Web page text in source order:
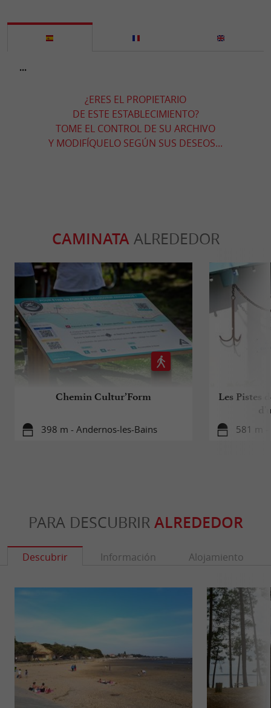
...
¿ERES EL PROPIETARIO
DE ESTE ESTABLECIMIENTO?
TOME EL CONTROL DE SU ARCHIVO
Y MODIFÍQUELO SEGÚN SUS DESEOS...
CAMINATAALREDEDOR
Chemin Cultur’Form
398 m - Andernos-les-Bains
Les Pistes
581 m -
PARA DESCUBRIR ALREDEDOR
Descubrir Información Alojamiento